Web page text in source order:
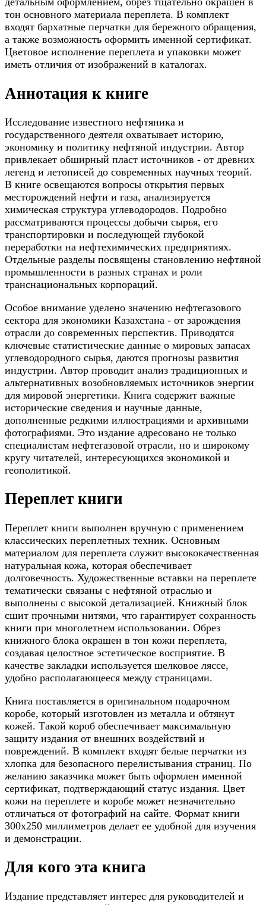
тон основного материала переплета. В комплект
входят бархатные перчатки для бережного обращения,
а также возможность оформить именной сертификат.
Цветовое исполнение переплета и упаковки может
иметь отличия от изображений в каталогах.
Аннотация к книге
Исследование известного нефтяника и
государственного деятеля охватывает историю,
экономику и политику нефтяной индустрии. Автор
привлекает обширный пласт источников - от древних
легенд и летописей до современных научных теорий.
В книге освещаются вопросы открытия первых
месторождений нефти и газа, анализируется
химическая структура углеводородов. Подробно
рассматриваются процессы добычи сырья, его
транспортировки и последующей глубокой
переработки на нефтехимических предприятиях.
Отдельные разделы посвящены становлению нефтяной
промышленности в разных странах и роли
транснациональных корпораций.
Особое внимание уделено значению нефтегазового
сектора для экономики Казахстана - от зарождения
отрасли до современных перспектив. Приводятся
ключевые статистические данные о мировых запасах
углеводородного сырья, даются прогнозы развития
индустрии. Автор проводит анализ традиционных и
альтернативных возобновляемых источников энергии
для мировой энергетики. Книга содержит важные
исторические сведения и научные данные,
дополненные редкими иллюстрациями и архивными
фотографиями. Это издание адресовано не только
специалистам нефтегазовой отрасли, но и широкому
кругу читателей, интересующихся экономикой и
геополитикой.
Переплет книги
Переплет книги выполнен вручную с применением
классических переплетных техник. Основным
материалом для переплета служит высококачественная
натуральная кожа, которая обеспечивает
долговечность. Художественные вставки на переплете
тематически связаны с нефтяной отраслью и
выполнены с высокой детализацией. Книжный блок
сшит прочными нитями, что гарантирует сохранность
книги при многолетнем использовании. Обрез
книжного блока окрашен в тон кожи переплета,
создавая целостное эстетическое восприятие. В
качестве закладки используется шелковое ляссе,
удобно располагающееся между страницами.
Книга поставляется в оригинальном подарочном
коробе, который изготовлен из металла и обтянут
кожей. Такой короб обеспечивает максимальную
защиту издания от внешних воздействий и
повреждений. В комплект входят белые перчатки из
хлопка для безопасного перелистывания страниц. По
желанию заказчика может быть оформлен именной
сертификат, подтверждающий статус издания. Цвет
кожи на переплете и коробе может незначительно
отличаться от фотографий на сайте. Формат книги
300х250 миллиметров делает ее удобной для изучения
и демонстрации.
Для кого эта книга
Издание представляет интерес для руководителей и